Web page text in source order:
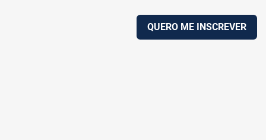
QUERO ME INSCREVER